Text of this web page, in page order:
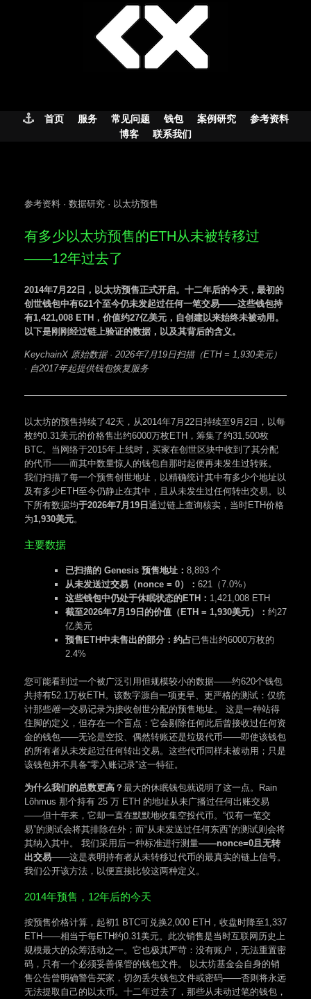
首页 服务 常见问题 钱包 案例研究
参考资料
博客
联系我们
参考资料 · 数据研究 · 以太坊预售
有多少以太坊预售的ETH从未被转移过
——12年过去了
2014年7月22日，以太坊预售正式开启。十二年后的今天，最初的
创世钱包中有621个至今仍未发起过任何一笔交易——这些钱包持
有1,421,008 ETH，价值约27亿美元，自创建以来始终未被动用。
以下是刚刚经过链上验证的数据，以及其背后的含义。
KeychainX 原始数据 · 2026年7月19日扫描（ETH = 1,930美元）
· 自2017年起提供钱包恢复服务
以太坊的预售持续了42天，从2014年7月22日持续至9月2日，以每
枚约0.31美元的价格售出约6000万枚ETH，筹集了约31,500枚
BTC。当网络于2015年上线时，买家在创世区块中收到了其分配
的代币——而其中数量惊人的钱包自那时起便再未发生过转账。
我们扫描了每一个预售创世地址，以精确统计其中有多少个地址以
及有多少ETH至今仍静止在其中，且从未发生过任何转出交易。以
下所有数据均于2026年7月19日 通过链上查询核实，当时ETH价格
为1,930美元。
主要数据
已扫描的 Genesis 预售地址： 8,893 个
从未发送过交易（nonce = 0）： 621（7.0%）
这些钱包中仍处于休眠状态的ETH： 1,421,008 ETH
截至2026年7月19日的价值（ETH = 1,930美元）： 约27
亿美元
预售ETH中未售出的部分：约占已售出约6000万枚的
2.4%
您可能看到过一个被广泛引用但规模较小的数据——约620个钱包
共持有52.1万枚ETH。该数字源自一项更早、更严格的测试：仅统
计那些唯一交易记录为接收创世分配的预售地址。 这是一种站得
住脚的定义，但存在一个盲点：它会剔除任何此后曾接收过任何资
金的钱包——无论是空投、偶然转账还是垃圾代币——即使该钱包
的所有者从未发起过任何转出交易。这些代币同样未被动用；只是
该钱包并不具备“零入账记录”这一特征。
为什么我们的总数更高？ 最大的休眠钱包就说明了这一点。Rain
Lõhmus 那个持有 25 万 ETH 的地址从未广播过任何出账交易
——但十年来，它却一直在默默地收集空投代币。“仅有一笔交
易”的测试会将其排除在外；而“从未发送过任何东西”的测试则会将
其纳入其中。 我们采用后一种标准进行测量——nonce=0且无转
出交易——这是表明持有者从未转移过代币的最真实的链上信号。
我们公开该方法，以便直接比较这两种定义。
2014年预售，12年后的今天
按预售价格计算，起初1 BTC可兑换2,000 ETH，收盘时降至1,337
ETH——相当于每ETH约0.31美元。此次销售是当时互联网历史上
规模最大的众筹活动之一。它也极其严苛：没有账户，无法重置密
码，只有一个必须妥善保管的钱包文件。 以太坊基金会自身的销
售公告曾明确警告买家，切勿丢失钱包文件或密码——否则将永远
无法提取自己的以太币。十二年过去了，那些从未动过笔的钱包，